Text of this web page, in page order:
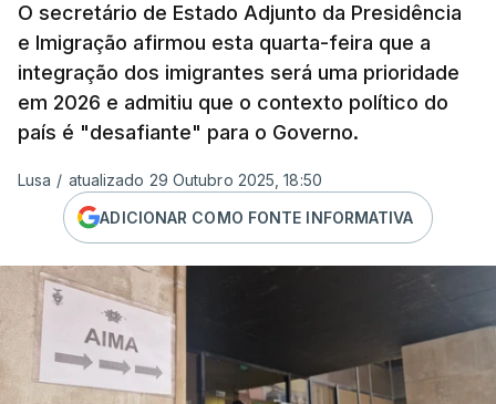
O secretário de Estado Adjunto da Presidência
e Imigração afirmou esta quarta-feira que a
integração dos imigrantes será uma prioridade
em 2026 e admitiu que o contexto político do
país é "desafiante" para o Governo.
Lusa / atualizado 29 Outubro 2025, 18:50
ADICIONAR COMO FONTE INFORMATIVA